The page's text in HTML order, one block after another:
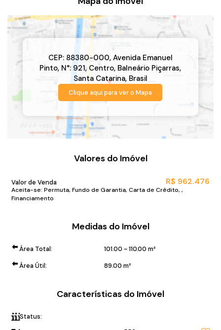
CEP: 88380-000, Avenida Emanuel
Pinto, N°: 921, Centro, Balneário Piçarras,
Santa Catarina, Brasil
Clique aqui para ver o Mapa
Valores do Imóvel
R$ 962.476
Valor de Venda
Aceita-se: Permuta, Fundo de Garantia, Carta de Crédito, ,
Financiamento
Medidas do Imóvel
Área Total: 101.00 ~ 110.00 m²
Área Útil:
89.00 m²
Características do Imóvel
Status: